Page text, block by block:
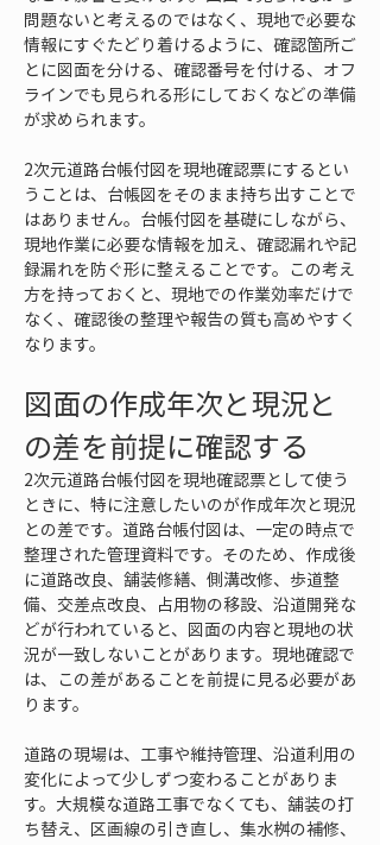
問題ないと考えるのではなく、現地で必要な
情報にすぐたどり着けるように、確認箇所ご
とに図面を分ける、確認番号を付ける、オフ
ラインでも見られる形にしておくなどの準備
が求められます。
2次元道路台帳付図を現地確認票にするとい
うことは、台帳図をそのまま持ち出すことで
はありません。台帳付図を基礎にしながら、
現地作業に必要な情報を加え、確認漏れや記
録漏れを防ぐ形に整えることです。この考え
方を持っておくと、現地での作業効率だけで
なく、確認後の整理や報告の質も高めやすく
なります。
図面の作成年次と現況と
の差を前提に確認する
2次元道路台帳付図を現地確認票として使う
ときに、特に注意したいのが作成年次と現況
との差です。道路台帳付図は、一定の時点で
整理された管理資料です。そのため、作成後
に道路改良、舗装修繕、側溝改修、歩道整
備、交差点改良、占用物の移設、沿道開発な
どが行われていると、図面の内容と現地の状
況が一致しないことがあります。現地確認で
は、この差があることを前提に見る必要があ
ります。
道路の現場は、工事や維持管理、沿道利用の
変化によって少しずつ変わることがありま
す。大規模な道路工事でなくても、舗装の打
ち替え、区画線の引き直し、集水桝の補修、